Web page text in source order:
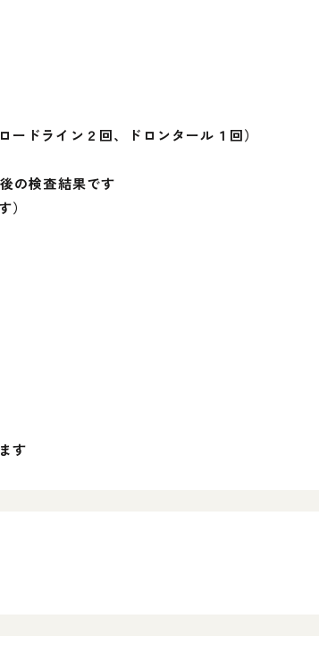
ドライン２回、ドロンタール１回）
の検査結果です
す